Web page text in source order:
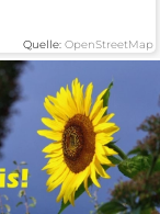
Quelle: OpenStreetMap